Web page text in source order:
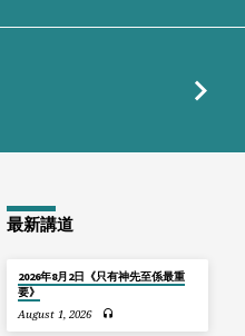
最新講道
2026年8月2日《只有神先至係最重
要》
August 1, 2026